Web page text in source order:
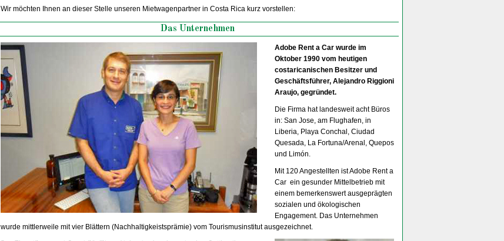
Wir möchten Ihnen an dieser Stelle unseren Mietwagenpartner in Costa Rica kurz vorstellen:
Das Unternehmen
Adobe Rent a Car wurde im
Oktober 1990 vom heutigen
costaricanischen Besitzer und
Geschäftsführer, Alejandro Riggioni
Araujo, gegründet.
Die Firma hat landesweit acht Büros
in: San Jose, am Flughafen, in
Liberia, Playa Conchal, Ciudad
Quesada, La Fortuna/Arenal, Quepos
und Limón.
Mit 120 Angestellten ist Adobe Rent a
Car ein gesunder Mittelbetrieb mit
einem bemerkenswert ausgeprägten
sozialen und ökologischen
Engagement. Das Unternehmen
wurde mittlerweile mit vier Blättern (Nachhaltigkeistsprämie) vom Tourismusinstitut ausgezeichnet.